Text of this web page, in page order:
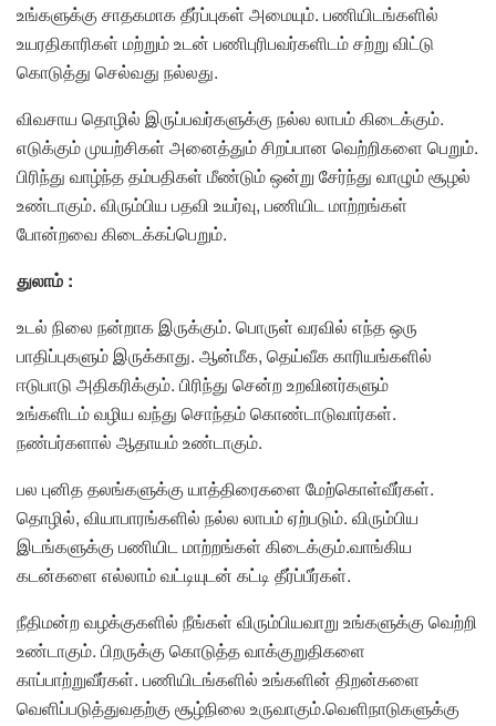
உங்களுக்கு சாதகமாக தீர்ப்புகள் அமையும். பணியிடங்களில்
உயரதிகாரிகள் மற்றும் உடன் பணிபுரிபவர்களிடம் சற்று விட்டு
கொடுத்து செல்வது நல்லது.
விவசாய தொழில் இருப்பவர்களுக்கு நல்ல லாபம் கிடைக்கும்.
எடுக்கும் முயற்சிகள் அனைத்தும் சிறப்பான வெற்றிகளை பெறும்.
பிரிந்து வாழ்ந்த தம்பதிகள் மீண்டும் ஒன்று சேர்ந்து வாழும் சூழல்
உண்டாகும். விரும்பிய பதவி உயர்வு, பணியிட மாற்றங்கள்
போன்றவை கிடைக்கப்பெறும்.
துலாம் :
உடல் நிலை நன்றாக இருக்கும். பொருள் வரவில் எந்த ஒரு
பாதிப்புகளும் இருக்காது. ஆன்மீக, தெய்வீக காரியங்களில்
ஈடுபாடு அதிகரிக்கும். பிரிந்து சென்ற உறவினர்களும்
உங்களிடம் வழிய வந்து சொந்தம் கொண்டாடுவார்கள்.
நண்பர்களால் ஆதாயம் உண்டாகும்.
பல புனித தலங்களுக்கு யாத்திரைகளை மேற்கொள்வீர்கள்.
தொழில், வியாபாரங்களில் நல்ல லாபம் ஏற்படும். விரும்பிய
இடங்களுக்கு பணியிட மாற்றங்கள் கிடைக்கும்.வாங்கிய
கடன்களை எல்லாம் வட்டியுடன் கட்டி தீர்ப்பீர்கள்.
நீதிமன்ற வழக்குகளில் நீங்கள் விரும்பியவாறு உங்களுக்கு வெற்றி
உண்டாகும். பிறருக்கு கொடுத்த வாக்குறுதிகளை
காப்பாற்றுவீர்கள். பணியிடங்களில் உங்களின் திறன்களை
வெளிப்படுத்துவதற்கு சூழ்நிலை உருவாகும்.வெளிநாடுகளுக்கு